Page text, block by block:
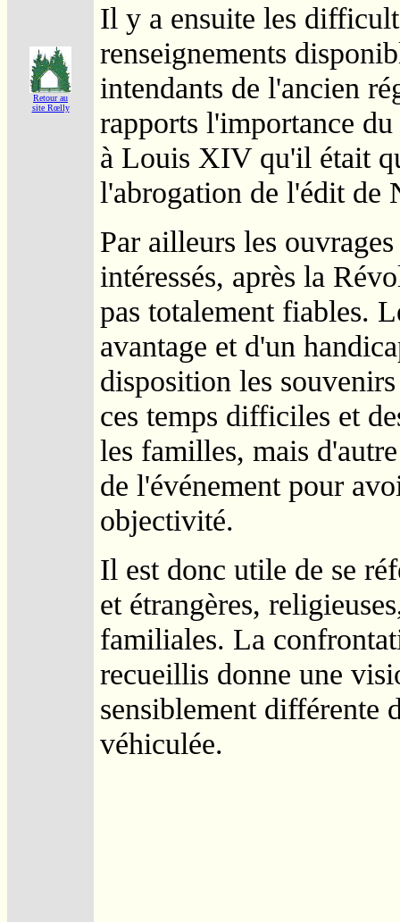
Retour au
site Rœlly
Il y a ensuite les
renseignements
intendants de l'ancien
rapports l'importance
à Louis XIV qu'il était
l'abrogation de l'édit de
Par ailleurs les
intéressés, après la
pas totalement fiables.
avantage et d'un
disposition les
ces temps difficiles et
les familles, mais
de l'événement pour
objectivité.
Il est donc utile de se
et étrangères,
familiales. La
recueillis donne une
sensiblement différente
véhiculée.